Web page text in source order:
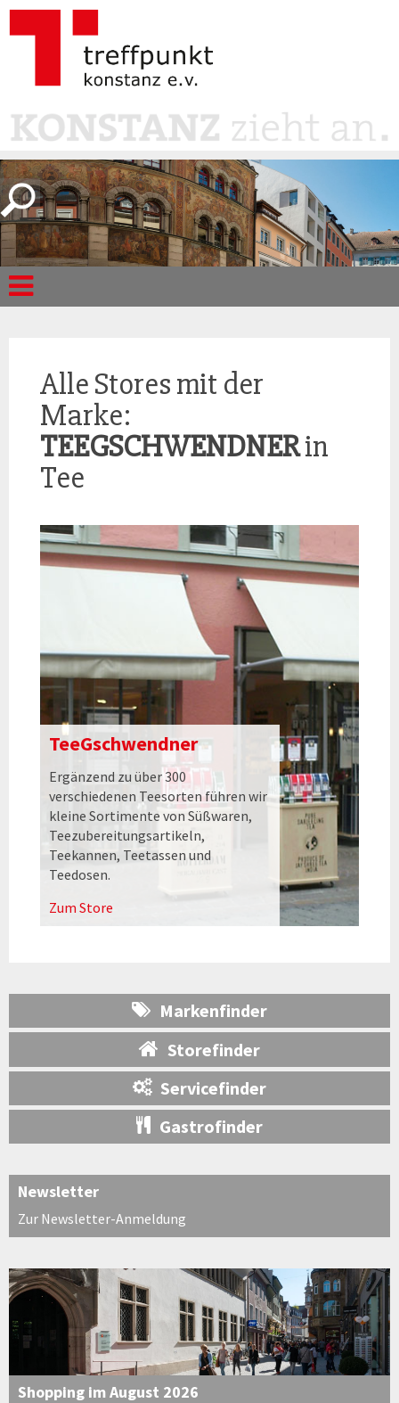
Alle Stores mit der
Marke:
TEEGSCHWENDNERin
Tee
TeeGschwendner
Ergänzend zu über 300
verschiedenen Teesorten führen wir
kleine Sortimente von Süßwaren,
Teezubereitungsartikeln,
Teekannen, Teetassen und
Teedosen.
Zum Store
Markenfinder
Storefinder
Servicefinder
Gastrofinder
Newsletter
Zur Newsletter-Anmeldung
Shopping im August 2026